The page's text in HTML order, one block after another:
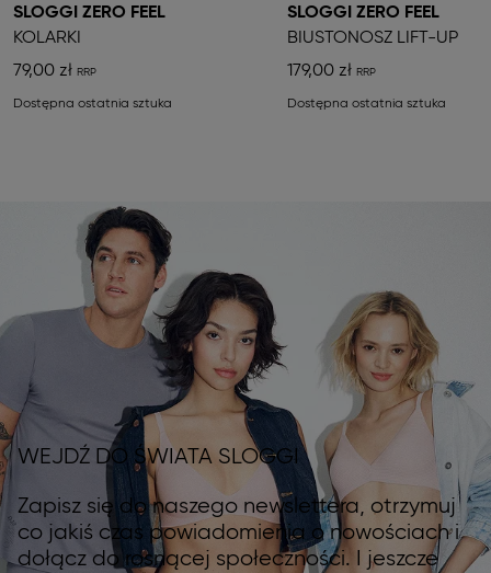
SLOGGI ZERO FEEL
KOLARKI
79,00 zł
Dostępna ostatnia sztuka
SLOGGI ZERO FEEL
BIUSTONOSZ LIFT-UP
179,00 zł
Dostępna ostatnia sztuka
WEJDŹ DO ŚWIATA SLOGGI
Zapisz się do naszego newslettera, otrzymuj
co jakiś czas powiadomienia o nowościach i
dołącz do rosnącej społeczności. I jeszcze